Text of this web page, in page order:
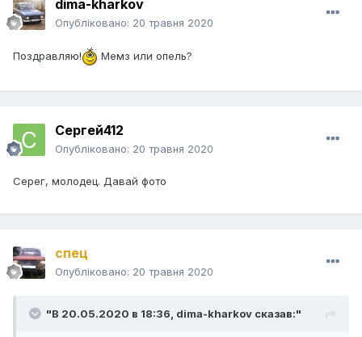
dima-kharkov
Опубліковано: 20 травня 2020
Поздравляю! Мемз или опель?
Сергей412
Опубліковано: 20 травня 2020
Серег, молодец. Давай фото
спец
Опубліковано: 20 травня 2020
"В 20.05.2020 в 18:36, dima-kharkov сказав:"